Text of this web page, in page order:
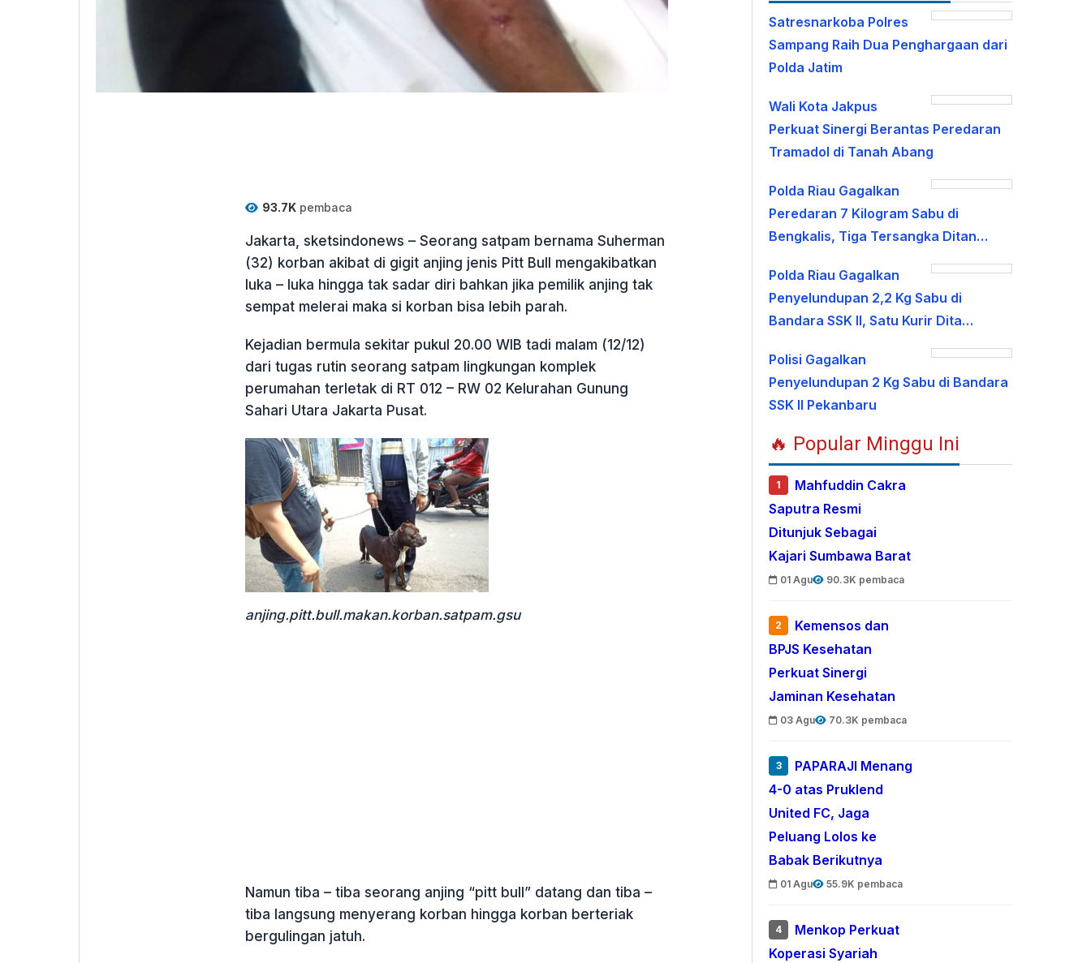
93.7Kpembaca
Jakarta, sketsindonews – Seorang satpam bernama Suherman
(32) korban akibat di gigit anjing jenis Pitt Bull mengakibatkan
luka – luka hingga tak sadar diri bahkan jika pemilik anjing tak
sempat melerai maka si korban bisa lebih parah.
Kejadian bermula sekitar pukul 20.00 WIB tadi malam (12/12)
dari tugas rutin seorang satpam lingkungan komplek
perumahan terletak di RT 012 – RW 02 Kelurahan Gunung
Sahari Utara Jakarta Pusat.
anjing.pitt.bull.makan.korban.satpam.gsu
Namun tiba – tiba seorang anjing “pitt bull” datang dan tiba –
tiba langsung menyerang korban hingga korban berteriak
bergulingan jatuh.
Satresnarkoba Polres
Sampang Raih Dua Penghargaan dari
Polda Jatim
Wali Kota Jakpus
Perkuat Sinergi Berantas Peredaran
Tramadol di Tanah Abang
Polda Riau Gagalkan
Peredaran 7 Kilogram Sabu di
Bengkalis, Tiga Tersangka Ditan…
Polda Riau Gagalkan
Penyelundupan 2,2 Kg Sabu di
Bandara SSK II, Satu Kurir Dita…
Polisi Gagalkan
Penyelundupan 2 Kg Sabu di Bandara
SSK II Pekanbaru
🔥 Popular Minggu Ini
1
Mahfuddin Cakra
Saputra Resmi
Ditunjuk Sebagai
Kajari Sumbawa Barat
01 Agu 90.3K pembaca
2
Kemensos dan
BPJS Kesehatan
Perkuat Sinergi
Jaminan Kesehatan
03 Agu 70.3K pembaca
3
PAPARAJI Menang
4-0 atas Pruklend
United FC, Jaga
Peluang Lolos ke
Babak Berikutnya
01 Agu 55.9K pembaca
4
Menkop Perkuat
Koperasi Syariah